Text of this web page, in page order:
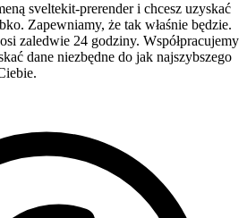
sveltekit-prerender i chcesz uzyskać
Zapewniamy, że tak właśnie będzie.
zaledwie 24 godziny. Współpracujemy
dane niezbędne do jak najszybszego